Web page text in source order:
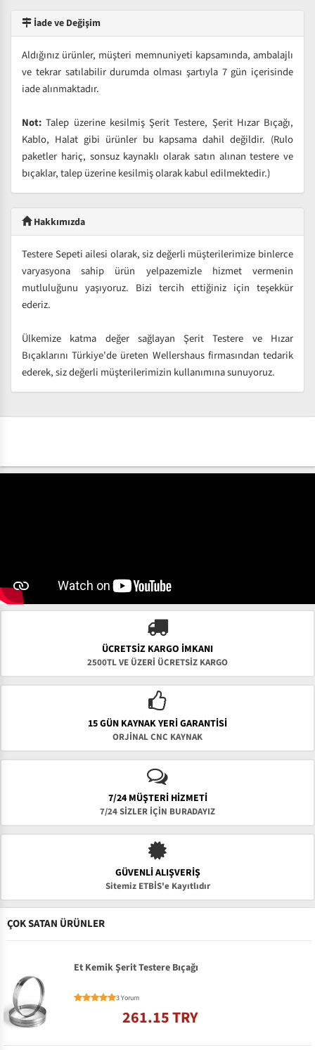
İade ve Değişim
Aldığınız ürünler, müşteri memnuniyeti kapsamında, ambalajlı
ve tekrar satılabilir durumda olması şartıyla 7 gün içerisinde
iade alınmaktadır.
Not: Talep üzerine kesilmiş Şerit Testere, Şerit Hızar Bıçağı,
Kablo, Halat gibi ürünler bu kapsama dahil değildir. (Rulo
paketler hariç, sonsuz kaynaklı olarak satın alınan testere ve
bıçaklar, talep üzerine kesilmiş olarak kabul edilmektedir.)
Hakkımızda
Testere Sepeti ailesi olarak, siz değerli müşterilerimize binlerce
varyasyona sahip ürün yelpazemizle hizmet vermenin
mutluluğunu yaşıyoruz. Bizi tercih ettiğiniz için teşekkür
ederiz.
Ülkemize katma değer sağlayan Şerit Testere ve Hızar
Bıçaklarını Türkiye'de üreten Wellershaus firmasından tedarik
ederek, siz değerli müşterilerimizin kullanımına sunuyoruz.
ÜCRETSIZ KARGO İMKANI
2500TL VE ÜZERİ ÜCRETSİZ KARGO
15 GÜN KAYNAK YERI GARANTISI
ORJİNAL CNC KAYNAK
7/24 MÜŞTERİ HİZMETİ
7/24 SİZLER İÇİN BURADAYIZ
GÜVENLI ALIŞVERIŞ
Sitemiz ETBİS'e Kayıtlıdır
ÇOK SATAN ÜRÜNLER
Et Kemik Şerit Testere Bıçağı
3 Yorum
261.15 TRY